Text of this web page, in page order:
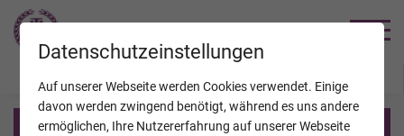
Datenschutzeinstellungen
Auf unserer Webseite werden Cookies verwendet. Einige
davon werden zwingend benötigt, während es uns andere
ermöglichen, Ihre Nutzererfahrung auf unserer Webseite
JAHRESTAGE KALENDER VERSTORBENE